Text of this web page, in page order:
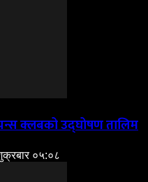
क्लबको उद्घोषण तालिम
०५:०८